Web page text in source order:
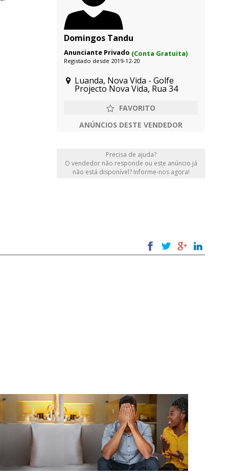
Domingos Tandu
Anunciante Privado (Conta Gratuita)
Registado desde 2019-12-20
Luanda, Nova Vida - Golfe
Projecto Nova Vida, Rua 34
ANÚNCIOS DESTE VENDEDOR
Precisa de ajuda?
O vendedor não responde ou este anúncio já
não está disponível? Informe-nos agora!